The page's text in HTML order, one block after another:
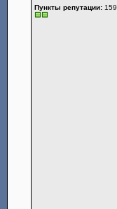
Пункты репутации: 159